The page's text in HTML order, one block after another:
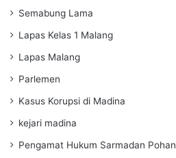
Semabung Lama
Lapas Kelas 1 Malang
Lapas Malang
Parlemen
Kasus Korupsi di Madina
kejari madina
Pengamat Hukum Sarmadan Pohan